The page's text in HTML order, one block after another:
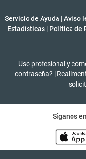
Servicio de Ayuda |Aviso
Estadísticas | Política de
Uso profesional y
contraseña? |
Síganos en